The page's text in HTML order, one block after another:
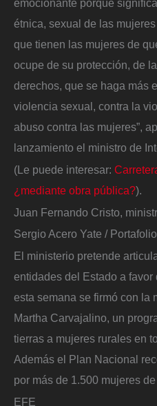
emocionante porque
étnica, sexual de las
que tienen las mujeres de
ocupe de su protección, de
derechos, que se haga más
violencia sexual, contra la
abuso contra las mujeres”,
lanzamiento el ministro de
(Le puede interesar:
¿mediante obra pública?).
Juan Fernando Cristo,
Sergio Acero Yate / Portafolio
El ministerio pretende
entidades del Estado a
esta semana se firmó con la
Martha Carvajalino, un
tierras a mujeres rurales en
Además el Plan Nacional
por más de 1.500 mujeres
EFE